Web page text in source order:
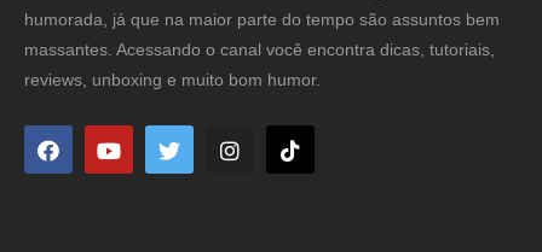
humorada, já que na maior parte do tempo são assuntos bem
massantes. Acessando o canal você encontra dicas, tutoriais,
reviews, unboxing e muito bom humor.